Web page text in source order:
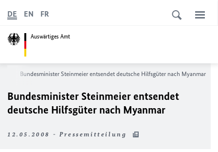
Auswärtiges Amt
DE EN FR
Bundesminister Steinmeier entsendet deutsche Hilfsgüter nach Myanmar
Bundesminister Steinmeier entsendet
deutsche Hilfsgüter nach Myanmar
12.05.2008 - Pressemitteilung